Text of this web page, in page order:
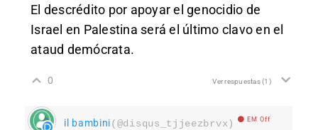
El descrédito por apoyar el genocidio de
Israel en Palestina será el último clavo en el
ataud demócrata.
0 Ver respuestas(1)
il bambini(@disqus_tjjeezbrvx) EM Off